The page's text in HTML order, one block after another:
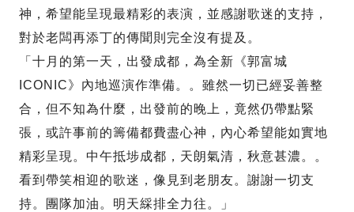
神，希望能呈現最精彩的表演，並感謝歌迷的支持，
對於老闆再添丁的傳聞則完全沒有提及。
「十月的第一天，出發成都，為全新《郭富城
ICONIC》內地巡演作準備。。雖然一切已經妥善整
合，但不知為什麼，出發前的晚上，竟然仍帶點緊
張，或許事前的籌備都費盡心神，內心希望能如實地
精彩呈現。中午抵埗成都，天朗氣清，秋意甚濃。。
看到帶笑相迎的歌迷，像見到老朋友。謝謝一切支
持。團隊加油。明天綵排全力往。」